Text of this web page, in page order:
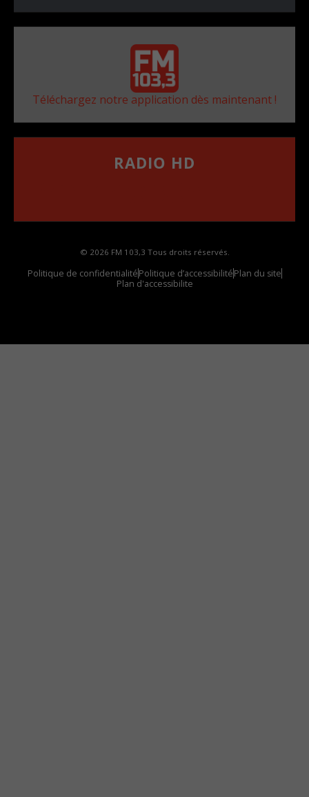
Téléchargez notre application dès maintenant !
RADIO HD
© 2026 FM 103,3 Tous droits réservés.
Politique de confidentialitéPolitique d’accessibilitéPlan du site
Plan d'accessibilite